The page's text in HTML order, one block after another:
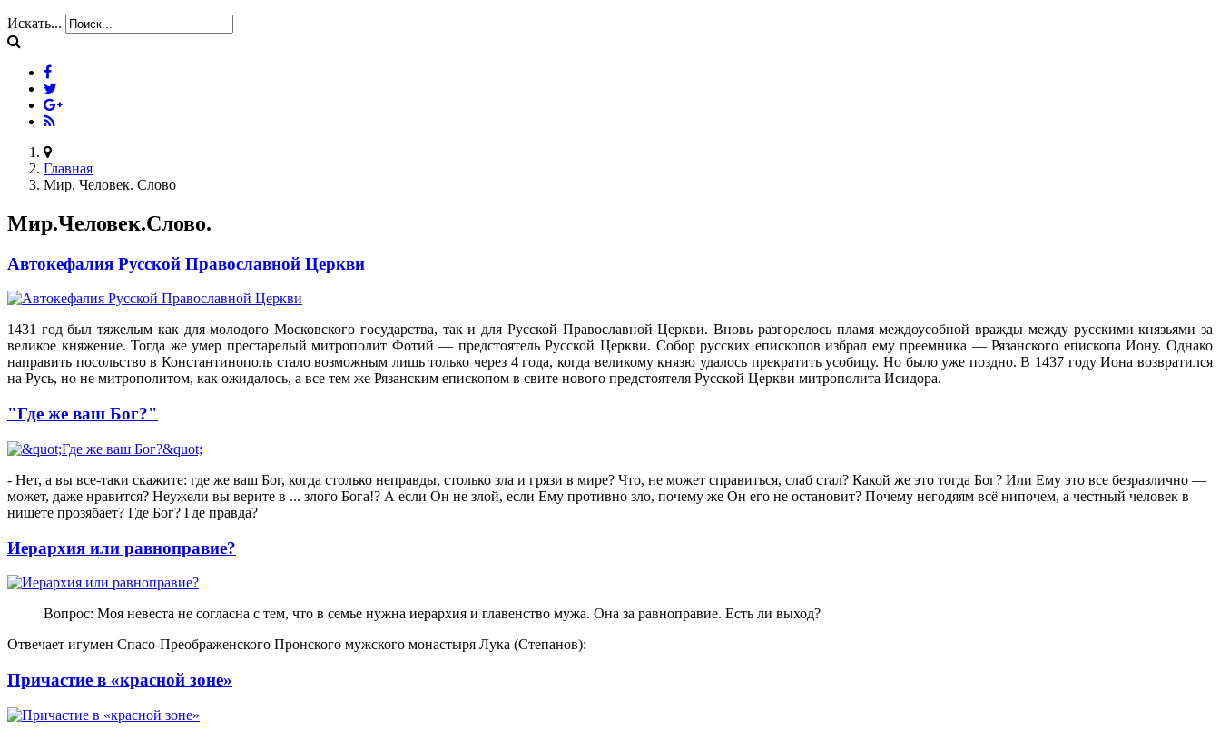
Искать...
Главная
Мир. Человек. Слово
Мир.Человек.Слово.
Автокефалия Русской Православной Церкви
1431 год был тяжелым как для молодого Московского государства, так и для Русской Православной Церкви. Вновь разгорелось пламя междоусобной вражды между русскими князьями за
великое княжение. Тогда же умер престарелый митрополит Фотий — предстоятель Русской Церкви. Собор русских епископов избрал ему преемника — Рязанского епископа Иону. Однако
направить посольство в Константинополь стало возможным лишь только через 4 года, когда великому князю удалось прекратить усобицу. Но было уже поздно. В 1437 году Иона возвратился
на Русь, но не митрополитом, как ожидалось, а все тем же Рязанским епископом в свите нового предстоятеля Русской Церкви митрополита Исидора.
"Где же ваш Бог?"
- Нет, а вы все-таки скажите: где же ваш Бог, когда столько неправды, столько зла и грязи в мире? Что, не может справиться, слаб стал? Какой же это тогда Бог? Или Ему это все безразлично —
может, даже нравится? Неужели вы верите в ... злого Бога!? А если Он не злой, если Ему противно зло, почему же Он его не остановит? Почему негодяям всё нипочем, а честный человек в
нищете прозябает? Где Бог? Где правда?
Иерархия или равноправие?
Вопрос: Моя невеста не согласна с тем, что в семье нужна иерархия и главенство мужа. Она за равноправие. Есть ли выход?
Отвечает игумен Спасо-Преображенского Пронского мужского монастыря Лука (Степанов):
Причастие в «красной зоне»